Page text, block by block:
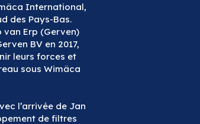
International,
des Pays-Bas.
van Erp (Gerven)
BV en 2017,
leurs forces et
sous Wimäca
l’arrivée de Jan
de filtres